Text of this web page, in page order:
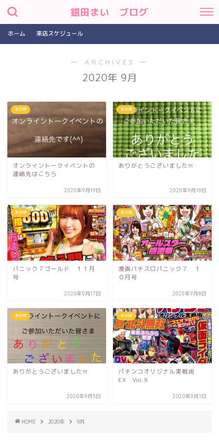
銀田まい ブログ
ホーム 来店スケジュール
― ARCHIVES ―
2020年 9月
未分類
オンライントークイベントの
連絡先はこちら
2020年9月19日
未分類
ありがとうございました!!!
2020年9月19日
未分類
パニック７ゴールド １１月
号
2020年9月17日
未分類
漫画パチスロパニック７ １
０月号
2020年9月8日
未分類
ありがとうございました!!!
2020年9月5日
未分類
パチンコオリジナル実戦術
EX Vol.9
2020年9月1日
HOME 2020年 9月